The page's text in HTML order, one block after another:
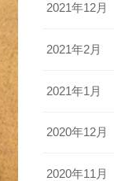
2021年12月
2021年2月
2021年1月
2020年12月
2020年11月